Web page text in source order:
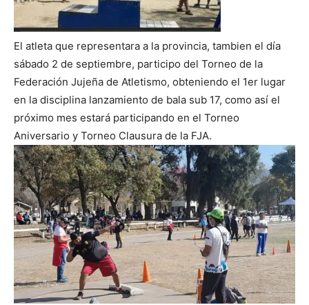
El atleta que representara a la provincia, tambien el día
sábado 2 de septiembre, participo del Torneo de la
Federación Jujeña de Atletismo, obteniendo el 1er lugar
en la disciplina lanzamiento de bala sub 17, como así el
próximo mes estará participando en el Torneo
Aniversario y Torneo Clausura de la FJA.